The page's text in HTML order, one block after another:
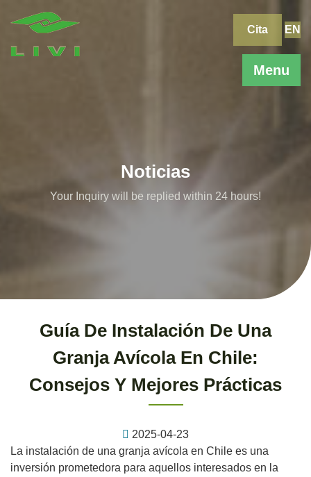
Menu
Cita EN
Noticias
Your Inquiry will be replied within 24 hours!
Guía De Instalación De Una
Granja Avícola En Chile:
Consejos Y Mejores Prácticas
2025-04-23
La instalación de una granja avícola en Chile es una
inversión prometedora para aquellos interesados en la